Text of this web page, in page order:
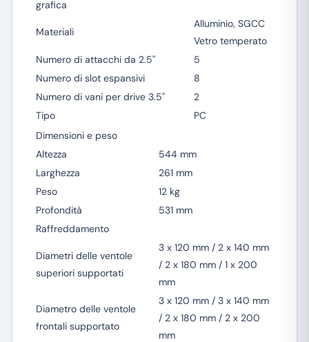
grafica
Materiali
Alluminio, SGCC
Vetro temperato
Numero di attacchi da 2.5"
5
Numero di slot espansivi
8
Numero di vani per drive 3.5"
2
Tipo
PC
Dimensioni e peso
Altezza
544 mm
Larghezza
261 mm
Peso
12 kg
Profondità
531 mm
Raffreddamento
Diametri delle ventole
superiori supportati
3 x 120 mm / 2 x 140 mm
/ 2 x 180 mm / 1 x 200
mm
Diametro delle ventole
frontali supportato
3 x 120 mm / 3 x 140 mm
/ 2 x 180 mm / 2 x 200
mm